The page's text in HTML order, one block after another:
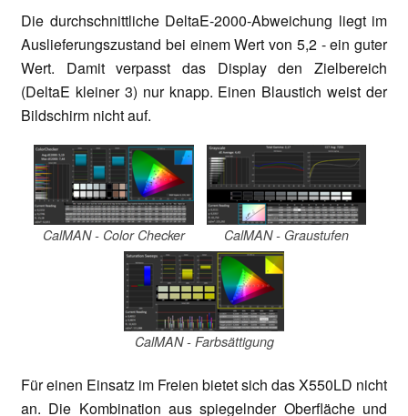
Die durchschnittliche DeltaE-2000-Abweichung liegt im
Auslieferungszustand bei einem Wert von 5,2 - ein guter
Wert. Damit verpasst das Display den Zielbereich
(DeltaE kleiner 3) nur knapp. Einen Blaustich weist der
Bildschirm nicht auf.
CalMAN - Color Checker CalMAN - Graustufen
CalMAN - Farbsättigung
Für einen Einsatz im Freien bietet sich das X550LD nicht
an. Die Kombination aus spiegelnder Oberfläche und